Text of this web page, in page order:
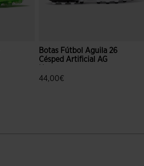
Botas Fútbol Aguila 26
Césped Artificial AG
44,00€